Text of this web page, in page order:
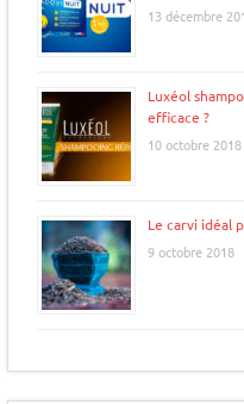
13 décembre
Luxéol
efficace ?
10 octobre 2018
Le carvi idéal
9 octobre 2018